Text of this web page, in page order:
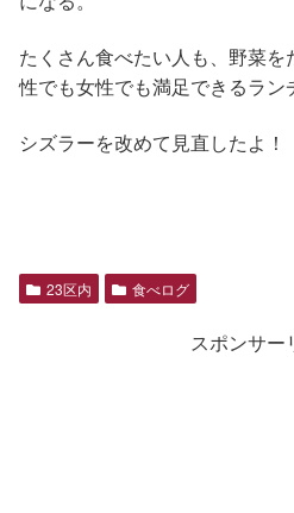
たくさん食べたい人も、野菜
性でも女性でも満足できるラン
シズラーを改めて見直したよ
23区内 食べログ
スポンサー